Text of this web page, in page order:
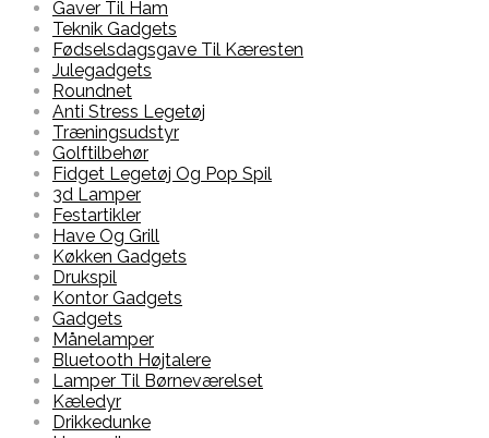
Gaver Til Ham
Teknik Gadgets
Fødselsdagsgave Til Kæresten
Julegadgets
Roundnet
Anti Stress Legetøj
Træningsudstyr
Golftilbehør
Fidget Legetøj Og Pop Spil
3d Lamper
Festartikler
Have Og Grill
Køkken Gadgets
Drukspil
Kontor Gadgets
Gadgets
Månelamper
Bluetooth Højtalere
Lamper Til Børneværelset
Kæledyr
Drikkedunke